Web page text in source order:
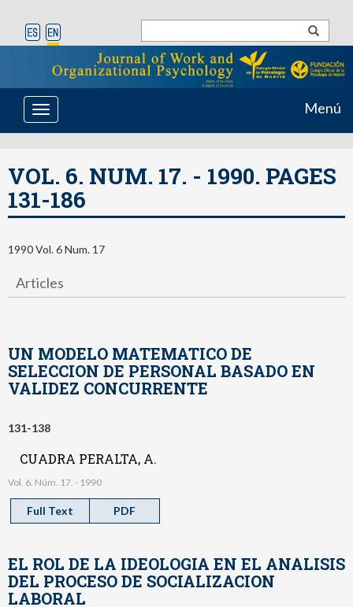
Toggle
navigation
Menú
VOL. 6. NUM. 17. - 1990. PAGES
131-186
1990 Vol. 6 Num. 17
Articles
UN MODELO MATEMATICO DE
SELECCION DE PERSONAL BASADO EN
VALIDEZ CONCURRENTE
131-138
CUADRA PERALTA, A.
Vol. 6. Núm. 17. - 1990
Full Text PDF
EL ROL DE LA IDEOLOGIA EN EL ANALISIS
DEL PROCESO DE SOCIALIZACION
LABORAL